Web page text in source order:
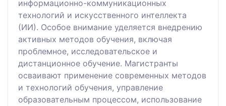
информационно-коммуникационных
технологий и искусственного интеллекта
(ИИ). Особое внимание уделяется внедрению
активных методов обучения, включая
проблемное, исследовательское и
дистанционное обучение. Магистранты
осваивают применение современных методов
и технологий обучения, управление
образовательным процессом, использование